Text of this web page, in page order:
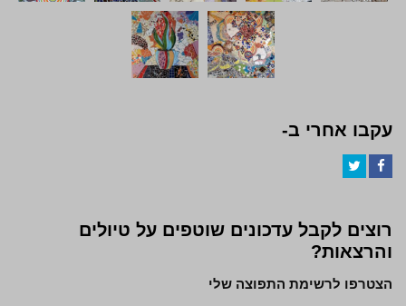
עקבו אחרי ב-
רוצים לקבל עדכונים שוטפים על טיולים
והרצאות?
הצטרפו לרשימת התפוצה שלי